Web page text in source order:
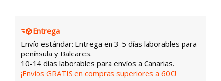
Entrega
Envío estándar: Entrega en 3-5 días laborables para
península y Baleares.
10-14 días laborables para envíos a Canarias.
¡Envíos GRATIS en compras superiores a 60€!